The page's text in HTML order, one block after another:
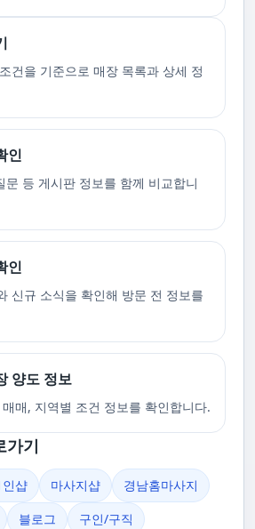
건을 기준으로 매장 목록과 상세 정
인
문 등 게시판 정보를 함께 비교합니
인
신규 소식을 확인해 방문 전 정보를
양도 정보
매, 지역별 조건 정보를 확인합니다.
가기
인샵 마사지샵
경남홈마사지
블로그 구인/구직